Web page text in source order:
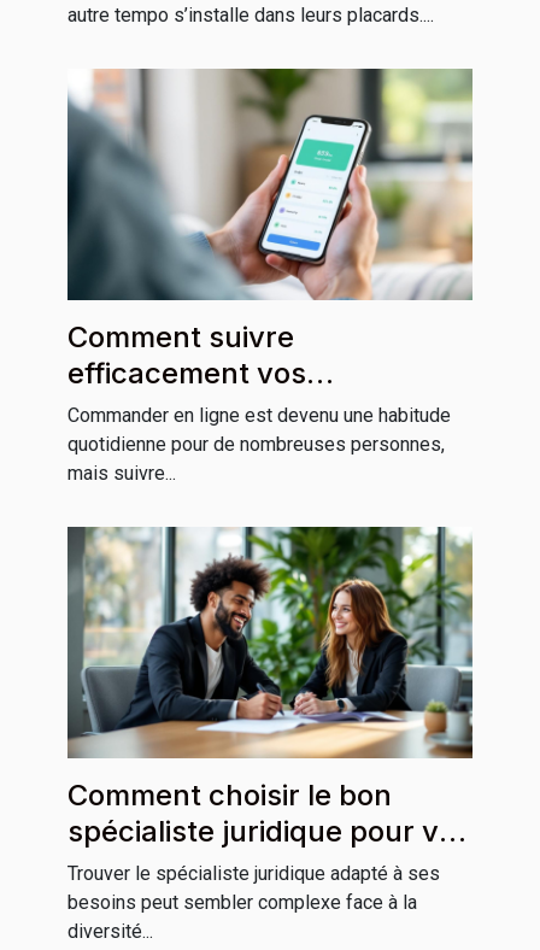
autre tempo s’installe dans leurs placards....
Comment suivre
efficacement vos
commandes en ligne ?
Commander en ligne est devenu une habitude
quotidienne pour de nombreuses personnes,
mais suivre...
Comment choisir le bon
spécialiste juridique pour vos
besoins ?
Trouver le spécialiste juridique adapté à ses
besoins peut sembler complexe face à la
diversité...